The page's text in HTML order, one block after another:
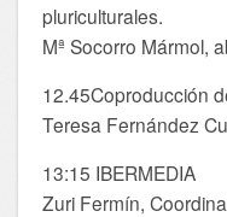
pluriculturales.
Mª Socorro Mármol,
12.45Coproducción
Teresa Fernández
13:15 IBERMEDIA
Zuri Fermín,